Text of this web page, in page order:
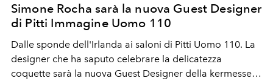
Simone Rocha sarà la nuova Guest Designer
di Pitti Immagine Uomo 110
Dalle sponde dell'Irlanda ai saloni di Pitti Uomo 110. La
designer che ha saputo celebrare la delicatezza
coquette sarà la nuova Guest Designer della kermesse